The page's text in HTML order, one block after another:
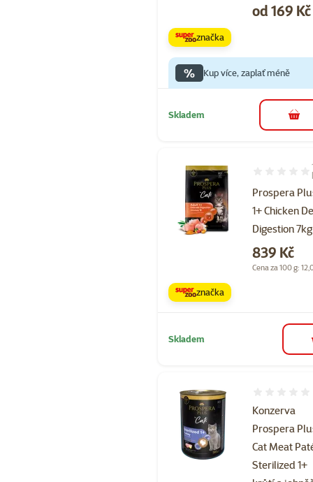
Cena
od 169 Kč
značka
% Kup více, zaplať méně
Skladem do
Prospera
1+ Chicken
Digestion 7kg
Hodnocení
Cena
839 Kč
Cena za 100 g:
značka
Skladem
Konzerva
Prospera
Cat Meat
Sterilized 1+